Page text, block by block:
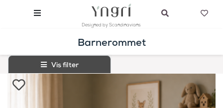
Designed by Scandinavians
Barnerommet
Vis filter